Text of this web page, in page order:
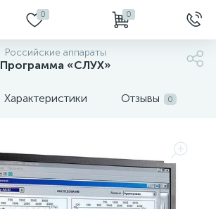
0 0
Российские аппараты
Программа «СЛУХ»
Характеристики Отзывы 0